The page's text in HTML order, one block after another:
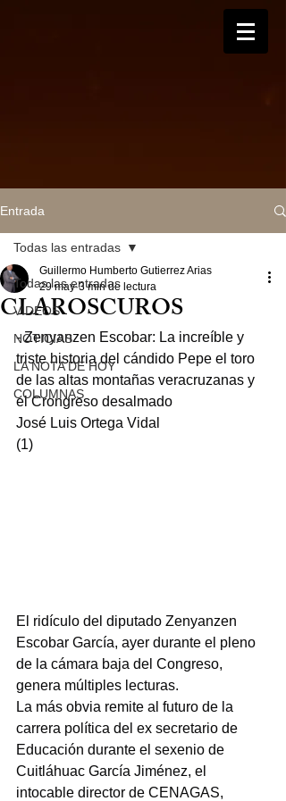
Entrada
Todas las entradas
VIDEOS
NOTICIAS
LA NOTA DE HOY
COLUMNAS
Todas las entradas
CLAROSCUROS
Guillermo Humberto Gutierrez Arias
29 may 3 min de lectura
- Zenyanzen Escobar: La increíble y
triste historia del cándido Pepe el toro
de las altas montañas veracruzanas y
el Crongreso desalmado
José Luis Ortega Vidal
(1)
El ridículo del diputado Zenyanzen
Escobar García, ayer durante el pleno
de la cámara baja del Congreso,
genera múltiples lecturas.
La más obvia remite al futuro de la
carrera política del ex secretario de
Educación durante el sexenio de
Cuitláhuac García Jiménez, el
intocable director de CENAGAS,